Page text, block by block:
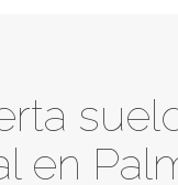
en